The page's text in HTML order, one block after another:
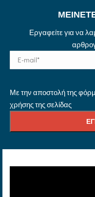
Εργαφείτε για να
Με την αποστολή της
χρήσης της σελίδας